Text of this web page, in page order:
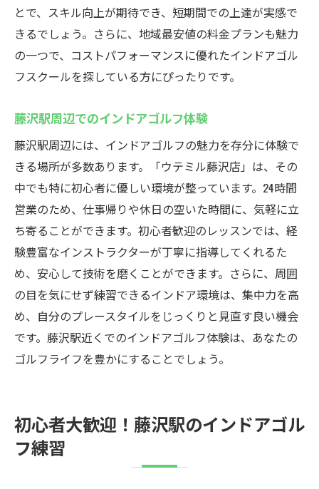
とで、スキル向上が期待でき、短期間での上達が実感で
きるでしょう。さらに、地域最安値の料金プランも魅力
の一つで、コストパフォーマンスに優れたインドアゴル
フスクールを探している方にぴったりです。
藤沢駅周辺でのインドアゴルフ体験
藤沢駅周辺には、インドアゴルフの魅力を存分に体験で
きる場所が多数あります。「ウテミル藤沢店」は、その
中でも特に初心者に優しい環境が整っています。24時間
営業のため、仕事帰りや休日の空いた時間に、気軽に立
ち寄ることができます。初心者歓迎のレッスンでは、経
験豊富なインストラクターが丁寧に指導してくれるた
め、安心して技術を磨くことができます。さらに、周囲
の目を気にせず練習できるインドア環境は、集中力を高
め、自分のプレースタイルをじっくりと見直す良い機会
です。藤沢駅近くでのインドアゴルフ体験は、あなたの
ゴルフライフを豊かにすることでしょう。
初心者大歓迎！藤沢駅のインドアゴル
フ練習